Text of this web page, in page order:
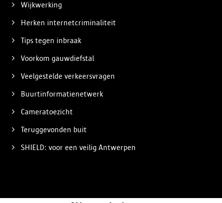
Wijkwerking
Herken internetcriminaliteit
Tips tegen inbraak
Voorkom gauwdiefstal
Veelgestelde verkeersvragen
Buurtinformatienetwerk
Cameratoezicht
Teruggevonden buit
SHIELD: voor een veilig Antwerpen